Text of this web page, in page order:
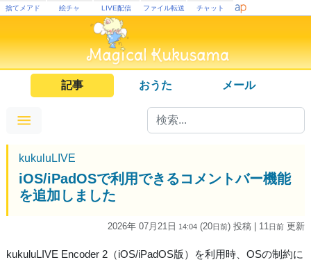
捨てメアド 絵チャ LIVE配信 ファイル転送 チャット
記事 おうた メール
kukuluLIVE
iOS/iPadOSで利用できるコメントバー機能
を追加しました
2026年 07月21日 14:04 (20日前) 投稿 | 11 日前 更新
kukuluLIVE Encoder 2（iOS/iPadOS版）を利用時、OSの制約に